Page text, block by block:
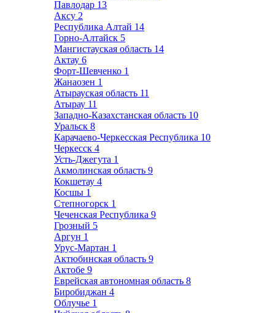
Павлодар 13
Аксу 2
Республика Алтай 14
Горно-Алтайск 5
Мангистауская область 14
Актау 6
Форт-Шевченко 1
Жанаозен 1
Атырауская область 11
Атырау 11
Западно-Казахстанская область 10
Уральск 8
Карачаево-Черкесская Республика 10
Черкесск 4
Усть-Джегута 1
Акмолинская область 9
Кокшетау 4
Косшы 1
Степногорск 1
Чеченская Республика 9
Грозный 5
Аргун 1
Урус-Мартан 1
Актюбинская область 9
Актобе 9
Еврейская автономная область 8
Биробиджан 4
Облучье 1